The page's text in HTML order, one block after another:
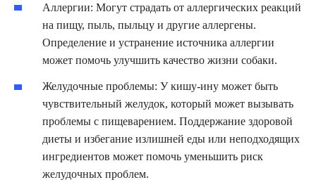
Аллергии: Могут страдать от аллергических реакций
на пищу, пыль, пыльцу и другие аллергены.
Определение и устранение источника аллергии
может помочь улучшить качество жизни собаки.
Желудочные проблемы: У кишу-ину может быть
чувствительный желудок, который может вызывать
проблемы с пищеварением. Поддержание здоровой
диеты и избегание излишней еды или неподходящих
ингредиентов может помочь уменьшить риск
желудочных проблем.